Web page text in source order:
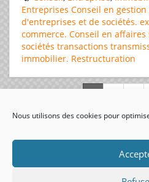
Nous utilisons des cookies pour
Entreprises Conseil en gestion
d'entreprises et de sociétés.
commerce. Conseil en affaires
sociétés transactions
immobilier. Restructuration
visiteurs uniques: